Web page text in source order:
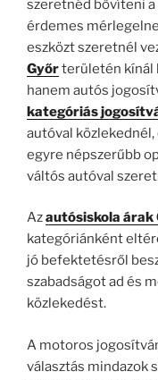
szeretnéd bővíteni
érdemes
eszközt szeretnél
Győrterületén kínál
hanem autós
kategóriás
autóval közlekednél,
egyre népszerűbb
váltós autóval
Azautósiskola árak
kategóriánként
jó befektetésről
szabadságot ad és
közlekedést.
A motoros
választás mindazok